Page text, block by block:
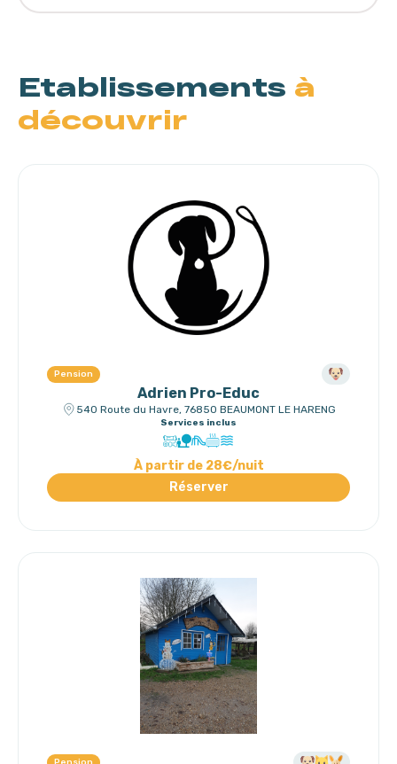
Etablissements à
découvrir
Pension
Adrien Pro-Educ
540 Route du Havre, 76850 BEAUMONT LE HARENG
Services inclus
À partir de 28€/nuit
Réserver
Pension